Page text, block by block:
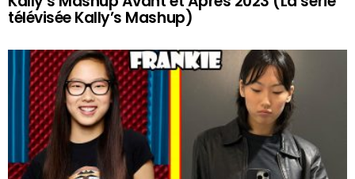
télévisée Kally’s Mashup)